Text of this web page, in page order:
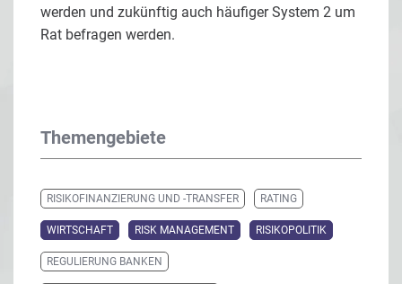
werden und zukünftig auch häufiger System 2 um
Rat befragen werden.
Themengebiete
RISIKOFINANZIERUNG UND -TRANSFER RATING
WIRTSCHAFT RISK MANAGEMENT RISIKOPOLITIK
REGULIERUNG BANKEN